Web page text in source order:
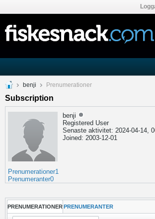
benji Prenumerationer
Subscription
benji
Registered User
Senaste aktivitet: 2024-04-14,
Joined: 2003-12-01
Prenumerationer1
Prenumeranter0
PRENUMERATIONER PRENUMERANTER